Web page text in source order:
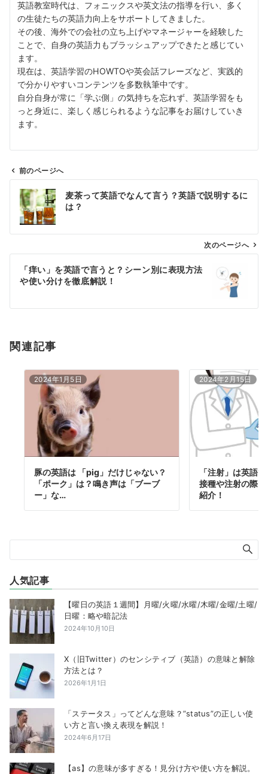
英語教室時代は、フォニックスや英文法の指導を行い、多く
の生徒たちの英語力向上をサポートしてきました。
その後、海外での会社の立ち上げやマネージャーを経験した
ことで、自身の英語力もブラッシュアップできたと感じてい
ます。
現在は、英語学習のHOWTOや英会話フレーズなど、実践的
で分かりやすいコンテンツを多数執筆中です。
自分自身が常に「学ぶ側」の気持ちを忘れず、英語学習をも
っと身近に、楽しく感じられるような記事をお届けしていき
ます。
ビ
ン
前のページへ
麦茶って英語でなんて言う？英語で説明するに
は？
次のページへ
「痒い」を英語で言うと？シーン別に表現方法
や使い分けを徹底解説！
関連記事
2024年1月5日
豚の英語は 「pig」だけじゃない？
「ポーク」は？鳴き声は「ブーブ
ー」な…
2024年2月15日
「注射」は英語
接種や注射の際
紹介！
人気記事
【曜日の英語１週間】月曜/火曜/水曜/木曜/金曜/土曜/
日曜：略や暗記法
2024年10月10日
X（旧Twitter）のセンシティブ（英語）の意味と解除
方法とは？
2026年1月1日
「ステータス」ってどんな意味？”status”の正しい使
い方と言い換え表現を解説！
2024年6月17日
【as】の意味が多すぎる！見分け方や使い方を解説。